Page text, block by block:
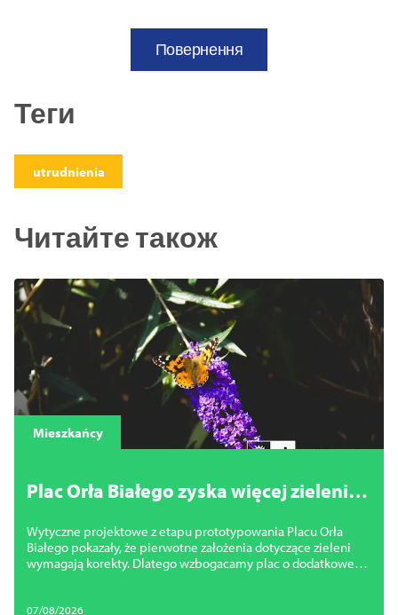
Повернення
Теги
utrudnienia
Читайте також
Mieszkańcy
Plac Orła Białego zyska więcej zieleni.
Wytyczne projektowe z etapu prototypowania Placu Orła
Białego pokazały, że pierwotne założenia dotyczące zieleni
wymagają korekty. Dlatego wzbogacamy plac o dodatkowe
07/08/2026